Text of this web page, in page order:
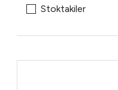
Stoktakiler